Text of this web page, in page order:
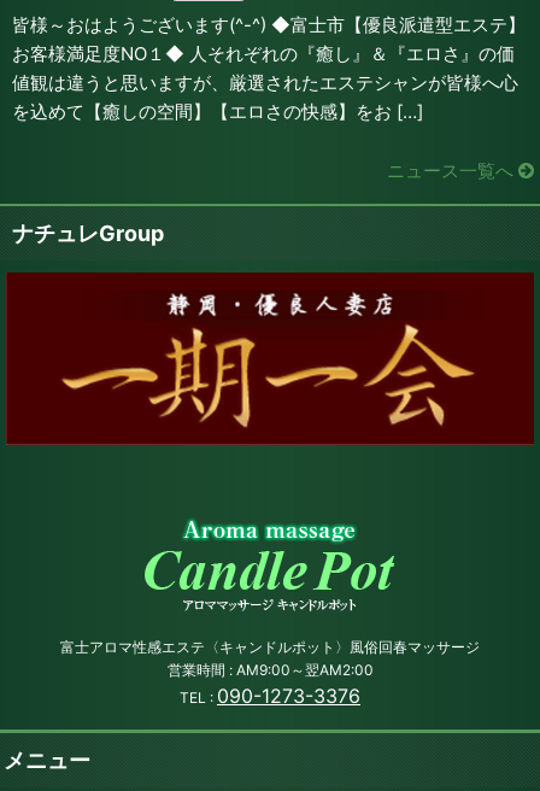
皆様～おはようございます(^-^) ◆富士市【優良派遣型エステ】
お客様満足度NO１◆ 人それぞれの『癒し』＆『エロさ』の価
値観は違うと思いますが、厳選されたエステシャンが皆様へ心
を込めて【癒しの空間】【エロさの快感】をお […]
ニュース一覧へ
ナチュレGroup
富士アロマ性感エステ〈キャンドルポット〉風俗回春マッサージ
営業時間 : AM9:00～翌AM2:00
TEL : 090-1273-3376
メニュー